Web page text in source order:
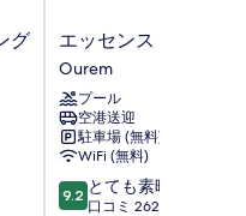
グ
エ
ッ
セ
ン
ス
イ
ン
マ
リ
エッセンス イン マ
Ourem
プール
空港送迎
駐車場 (無料)
WiFi (無料)
10
段
9.2 とても素晴らしい
口コミ 262 件